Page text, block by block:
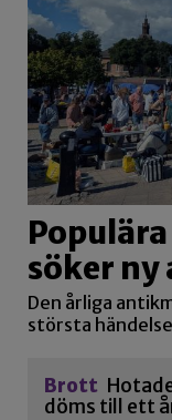
söker
Den årliga
största
Brott
döms till ett